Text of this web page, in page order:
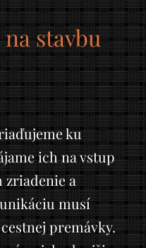
stavbu
ku
ich na vstup
zriadenie a
musí
premávky.